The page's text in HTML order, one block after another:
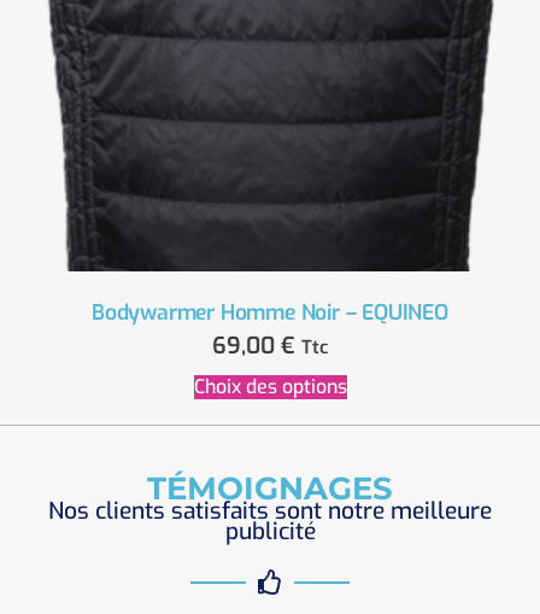
Bodywarmer Homme Noir – EQUINEO
69,00 € Ttc
Choix des options
TÉMOIGNAGES
Nos clients satisfaits sont notre meilleure
publicité